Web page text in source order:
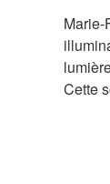
Marie-
Cette